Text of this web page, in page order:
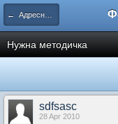
← Адресная помощь
Нужна методичка
sdfsasc
28 Apr 2010